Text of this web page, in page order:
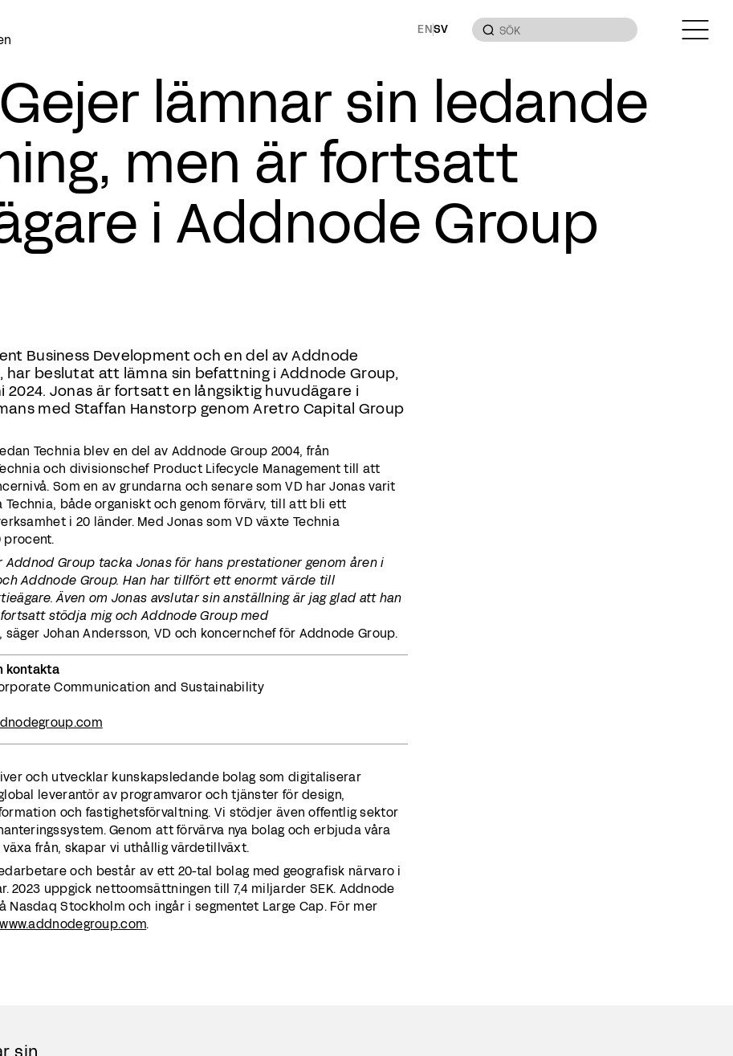
ENSV
lämnar sin ledande
men är fortsatt
i Addnode Group
Business Development och en del av Addnode
har beslutat att lämna sin befattning i Addnode Group,
2024. Jonas är fortsatt en långsiktig huvudägare i
med Staffan Hanstorp genom Aretro Capital Group
Technia blev en del av Addnode Group 2004, från
och divisionschef Product Lifecycle Management till att
Som en av grundarna och senare som VD har Jonas varit
både organiskt och genom förvärv, till att bli ett
i 20 länder. Med Jonas som VD växte Technia
procent.
Addnod Group tacka Jonas för hans prestationer genom åren i
Addnode Group. Han har tillfört ett enormt värde till
Även om Jonas avslutar sin anställning är jag glad att han
stödja mig och Addnode Group med
, säger Johan Andersson, VD och koncernchef för Addnode Group.
kontakta
Communication and Sustainability
och utvecklar kunskapsledande bolag som digitaliserar
leverantör av programvaror och tjänster för design,
och fastighetsförvaltning. Vi stödjer även offentlig sektor
Genom att förvärva nya bolag och erbjuda våra
från, skapar vi uthållig värdetillväxt.
och består av ett 20-tal bolag med geografisk närvaro i
2023 uppgick nettoomsättningen till 7,4 miljarder SEK. Addnode
Nasdaq Stockholm och ingår i segmentet Large Cap. För mer
www.addnodegroup.com.